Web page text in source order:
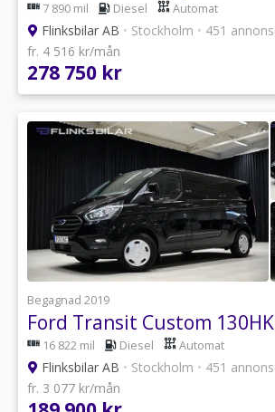
7 890 mil Diesel Automat
Flinksbilar AB • Stockholm • 451
fr. 4 516 kr/mån
278 750 kr
Begagnad 2019
16 822 mil Diesel Automat
Flinksbilar AB • Stockholm • 451
fr. 3 077 kr/mån